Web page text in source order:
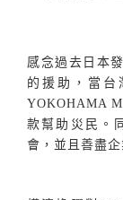
感念過去日本
的援助，當台
YOKOHAMA
款幫助災民。
會，並且善盡企